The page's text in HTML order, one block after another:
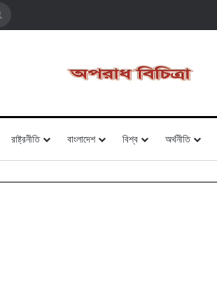
রাষ্ট্রনীতি বাংলাদেশ বিশ্ব অর্থনীতি